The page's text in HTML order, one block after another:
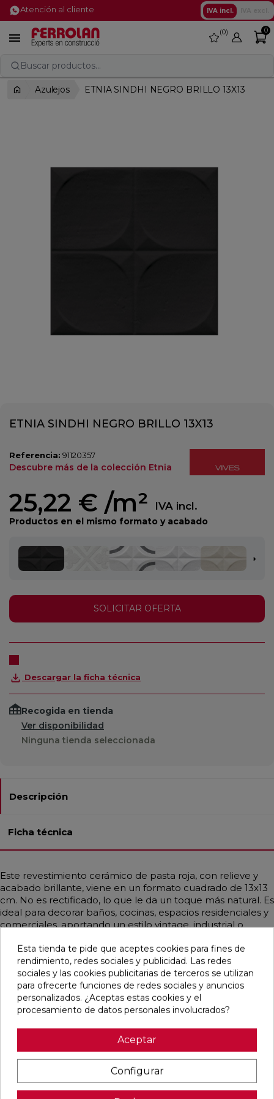
Atención al cliente IVA incl.
 favorite
0 0
Buscar productos...
Azulejos ETNIA SINDHI NEGRO BRILLO 13X13
ETNIA SINDHI NEGRO BRILLO 13X13
Referencia: 91120357
Descubre más de la colección Etnia
25,22 € /m² IVA incl.
Productos en el mismo formato y acabado
SOLICITAR OFERTA
Descargar la ficha técnica
Recogida en tienda
Ver disponibilidad
Ninguna tienda seleccionada
Descripción
Ficha técnica
Este revestimiento cerámico de pasta roja, con relieve y
acabado brillante, viene en un formato cuadrado de 13x13
cm. No es rectificado, lo que le da un toque más natural. Es
ideal para decorar baños, cocinas, espacios residenciales y
comerciales, aportando un estilo vintage, industrial o
monocolor que se adapta a diversas decoraciones.
Pensamos que te puede interesar
CONCEPT
favorite
Esta tienda te pide que aceptes cookies para fines de
rendimiento, redes sociales y publicidad. Las redes
sociales y las cookies publicitarias de terceros se utilizan
para ofrecerte funciones de redes sociales y anuncios
personalizados. ¿Aceptas estas cookies y el
procesamiento de datos personales involucrados?
Aceptar
Configurar